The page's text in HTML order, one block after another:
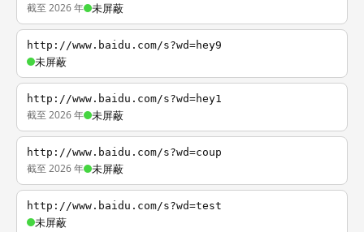
截至 2026 年 未屏蔽
http://www.baidu.com/s?wd=hey9
未屏蔽
http://www.baidu.com/s?wd=hey1
截至 2026 年 未屏蔽
http://www.baidu.com/s?wd=coup
截至 2026 年 未屏蔽
http://www.baidu.com/s?wd=test
未屏蔽